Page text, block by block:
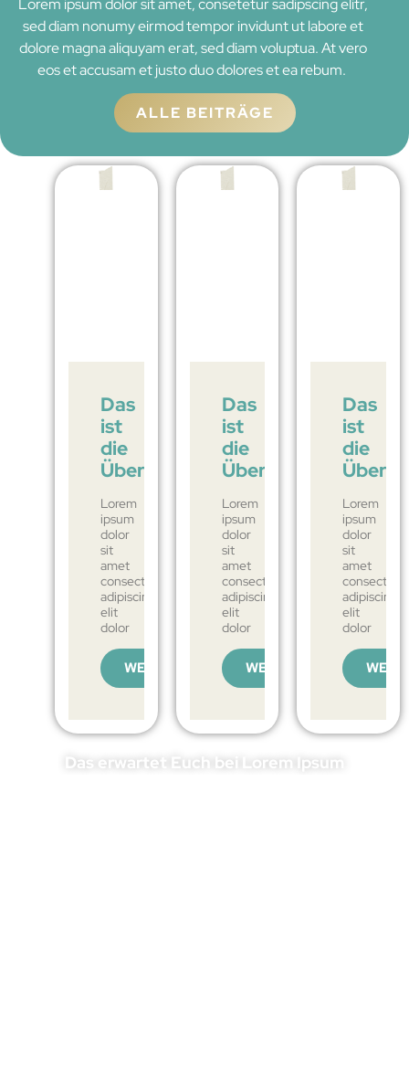
sed diam nonumy eirmod tempor invidunt ut labore et
dolore magna aliquyam erat, sed diam voluptua. At vero
eos et accusam et justo duo dolores et ea rebum.
ALLE BEITRÄGE
Das
ist
die
Überschrift
Lorem
ipsum
dolor
sit
amet
consectetur
adipiscing
elit
dolor
WEITERLESEN
Das
ist
die
Überschrift
Lorem
ipsum
dolor
sit
amet
consectetur
adipiscing
elit
dolor
WEITERLESEN
Das
ist
die
Lorem
ipsum
dolor
sit
amet
adipiscing
elit
dolor
Das erwartet Euch bei Lorem Ipsum